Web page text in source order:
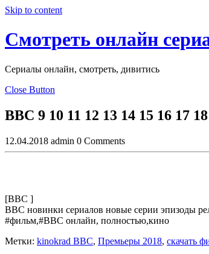
Skip to content
Смотреть онлайн
Сериалы онлайн, смотреть, дивитись
Close Button
BBC 9 10 11 12 13 14 15 16 17
12.04.2018 admin 0 Comments
[BBC ]
BBC новинки сериалов новые серии эпизоды
#фильм,#BBC онлайн, полностью,кино
Метки: kinokrad BBC, Премьеры 2018, скачать